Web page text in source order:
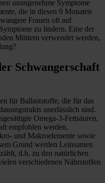
unangenehme Symptome
die in diesen 9 Monaten
Frauen oft auf
zu lindern. Eine der
Müttern verwendet werden,
Schwangerschaft
für Ballaststoffe, die für das
unerlässlich sind.
Omega-3-Fettsäuren,
empfohlen werden.
und Makroelemente sowie
Grund werden Leinsamen
d.h. zu den natürlichen
verschiedenen Nährstoffen